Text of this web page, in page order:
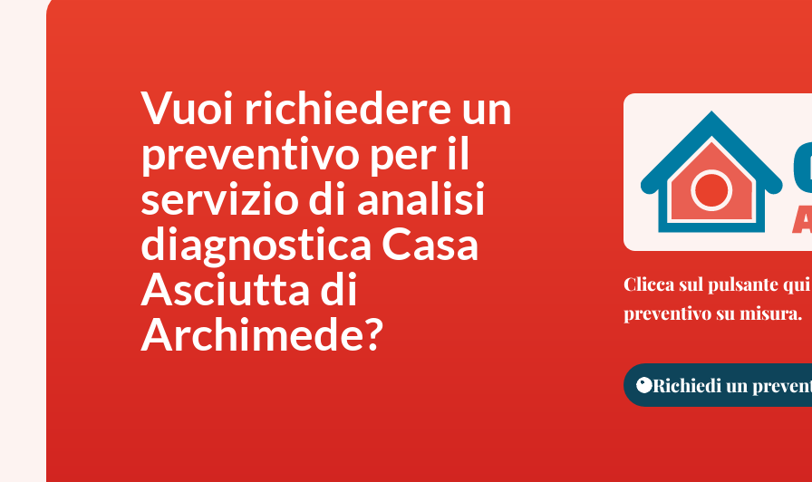
Vuoi richiedere un
preventivo per il
servizio di analisi
diagnostica Casa
Asciutta di
Archimede?
Clicca sul pulsante
preventivo su misura.
Richiedi un